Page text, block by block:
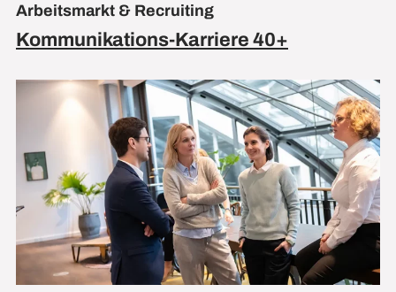
Arbeitsmarkt & Recruiting
Kommunikations-Karriere 40+